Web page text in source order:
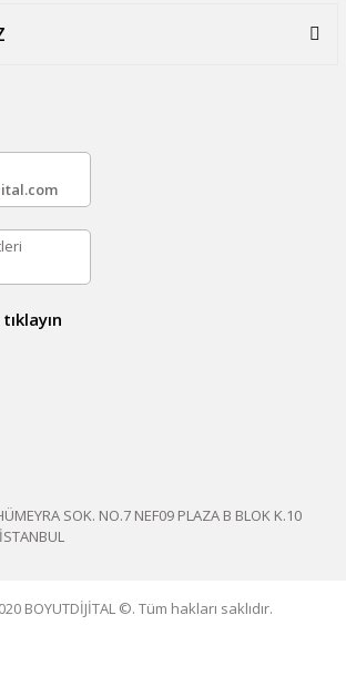
SOK. NO.7 NEF09 PLAZA B BLOK K.10
BOYUTDİJİTAL ©. Tüm hakları saklıdır.